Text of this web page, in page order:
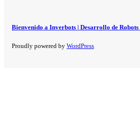
Bienvenido a Inverbots | Desarrollo de
Proudly powered by WordPress